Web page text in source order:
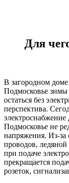
Для
В загородном
Подмосковье
остаться без
перспектива.
электроснабжение
Подмосковье не
напряжения. Из-за
проводов,
при подаче
прекращается
розеток,